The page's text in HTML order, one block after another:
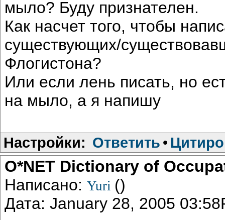
мыло? Буду признателен.
Как насчет того, чтобы
существующих/
Флогистона?
Или если лень писать, но
на мыло, а я напишу
Настройки: Ответить •
O*NET Dictionary of
Написано: Yuri ()
Дата: January 28, 2005